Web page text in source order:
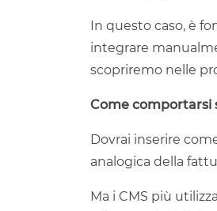
In questo caso, è
integrare
scopriremo nelle
Come comportarsi
Dovrai inserire
analogica della
Ma i CMS più